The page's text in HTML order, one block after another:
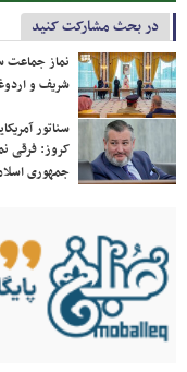
در بحث مشارکت کنید
نماز جماعت
شریف و
سناتور
کروز: فرقی
جمهوری